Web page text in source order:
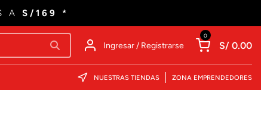
A S/169 *
Ingresar / Registrarse
0
S/ 0.00
NUESTRAS TIENDAS ZONA EMPRENDEDORES